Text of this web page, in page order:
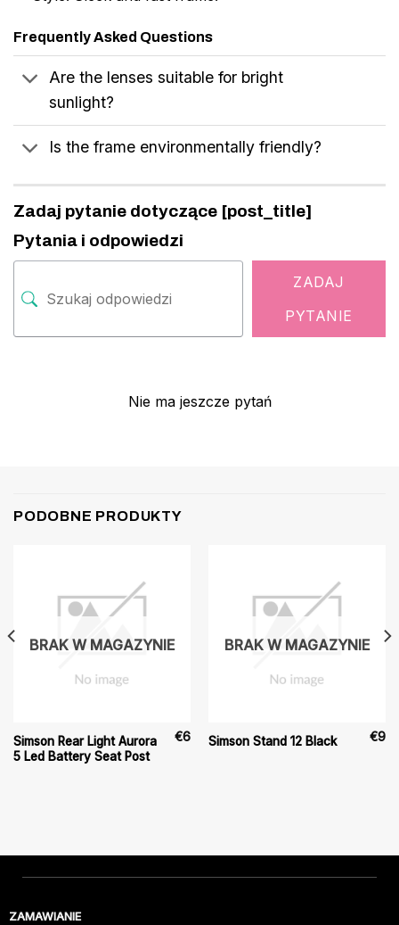
Frequently Asked Questions
Are the lenses suitable for bright
sunlight?
Is the frame environmentally friendly?
Zadaj pytanie dotyczące [post_title]
Pytania i odpowiedzi
ZADAJ
PYTANIE
Nie ma jeszcze pytań
PODOBNE PRODUKTY
BRAK W MAGAZYNIE
Simson Rear Light Aurora
5 Led Battery Seat Post
€6
BRAK W MAGAZYNIE
Simson Stand 12 Black €9
ZAMAWIANIE